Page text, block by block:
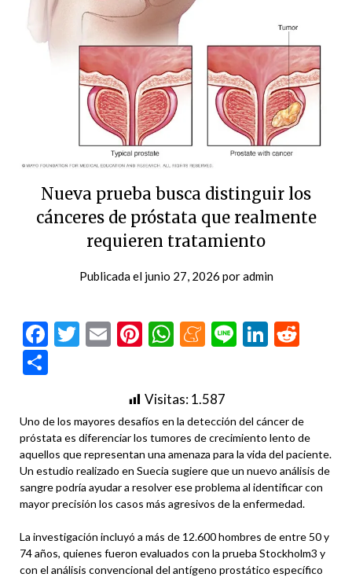
Nueva prueba busca distinguir los
cánceres de próstata que realmente
requieren tratamiento
Publicada el junio 27, 2026 poradmin
Facebook
Twitter
EmailPinterest
WhatsApp
Meneame
Line
Visitas:1.587
Uno de los mayores desafíos en la detección del cáncer de
próstata es diferenciar los tumores de crecimiento lento de
aquellos que representan una amenaza para la vida del paciente.
Un estudio realizado en Suecia sugiere que un nuevo análisis de
sangre podría ayudar a resolver ese problema al identificar con
mayor precisión los casos más agresivos de la enfermedad.
La investigación incluyó a más de 12.600 hombres de entre 50 y
74 años, quienes fueron evaluados con la prueba Stockholm3 y
con el análisis convencional del antígeno prostático específico